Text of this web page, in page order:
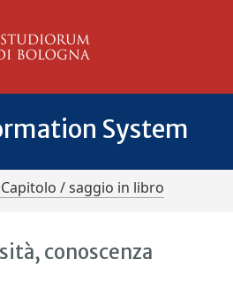
System
/ saggio in libro
conoscenza